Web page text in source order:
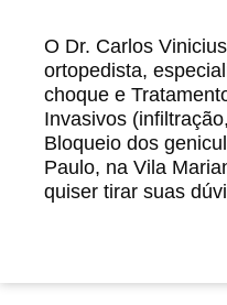
O Dr. Carlos
ortopedista,
choque e
Invasivos
Bloqueio dos
Paulo, na Vila
quiser tirar suas